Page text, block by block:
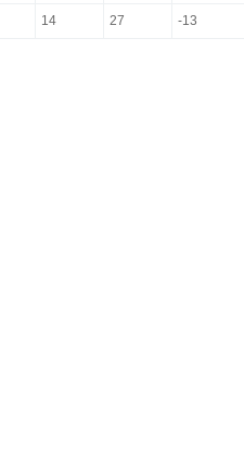
14 27 -13